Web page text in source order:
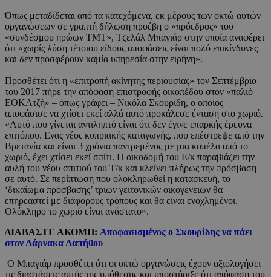
Όπως μεταδίδεται από τα κατεχόμενα, εκ μέρους των οκτώ αυτών
οργανώσεων σε γραπτή δήλωση προέβη ο «πρόεδρος» του
«συνδέσμου ηρώων ΤΜΤ», Τζελάλ Μπαγιάρ στην οποία αναφέρει
ότι «χωρίς λύση τέτοιου είδους αποφάσεις είναι πολύ επικίνδυνες
και δεν προσφέρουν καμία υπηρεσία στην ειρήνη».
Προσθέτει ότι η «επιτροπή ακίνητης περιουσίας» τον Σεπτέμβριο
του 2017 πήρε την απόφαση επιστροφής οικοπέδου στον «παλιό
ΕΟΚΑτζή» – όπως γράφει – Νικόλα Σκουρίδη, ο οποίος
αποφάσισε να χτίσει εκεί αλλά αυτό προκάλεσε ένταση στο χωριό.
«Αυτό που γίνεται αντιληπτό είναι ότι δεν έγινε επαρκής έρευνα
επιτόπου. Ενας νέος κυπριακής καταγωγής, που επέστρεψε από την
Βρετανία και είναι 3 χρόνια παντρεμένος με μια κοπέλα από το
χωριό, έχει χτίσει εκεί σπίτι. Η οικοδομή του Ε/κ παραβιάζει την
αυλή του νέου σπιτιού του Τ/κ και κλείνει πλήρως την πρόσβαση
σε αυτό. Σε περίπτωση που ολοκληρωθεί η κατασκευή, το
‘δικαίωμα πρόσβασης’ τριών γειτονικών οικογενειών θα
επηρεαστεί με διάφορους τρόπους και θα είναι ενοχλημένοι.
Ολόκληρο το χωριό είναι ανάστατο».
ΔΙΑΒΑΣΤΕ ΑΚΟΜΗ: Αποφασισμένος ο Σκουρίδης να πάει
στον Λάρνακα Λαπήθου
Ο Μπαγιάρ προσθέτει ότι οι οκτώ οργανώσεις έχουν αξιολογήσει
τις διαστάσεις αυτής της υπόθεσης και υποστήριξε ότι απόφαση του